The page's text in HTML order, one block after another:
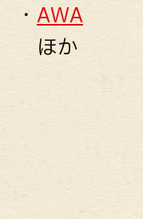
・ AWA
ほか